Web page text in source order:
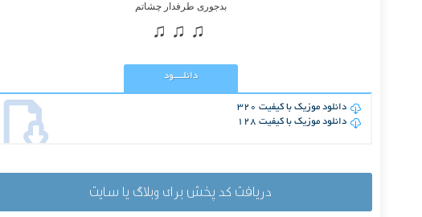
بدجوری طرفدار چشاتم
♫ ♫ ♫
دانلــــود
دانلود موزیک با کیفیت 320
دانلود موزیک با کیفیت 128
دریافت کد پخش برای وبلاگ یا سایت